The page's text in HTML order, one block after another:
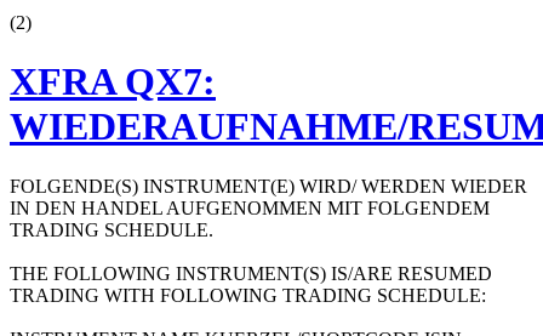
(2)
XFRA QX7:
WIEDERAUFNAHME/
FOLGENDE(S) INSTRUMENT(E) WIRD/ WERDEN WIEDER
IN DEN HANDEL AUFGENOMMEN MIT FOLGENDEM
TRADING SCHEDULE.
THE FOLLOWING INSTRUMENT(S) IS/ARE RESUMED
TRADING WITH FOLLOWING TRADING SCHEDULE: